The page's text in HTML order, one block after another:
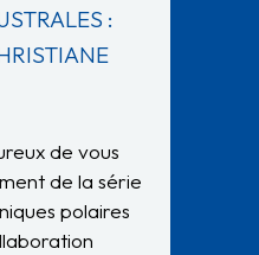
:
de vous
de la série
polaires